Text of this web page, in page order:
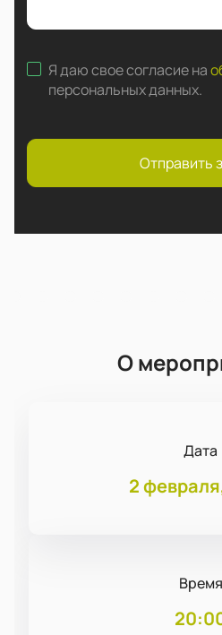
Я даю свое согласие на
персональных данных.
Отправить
О
Дата
2
Время